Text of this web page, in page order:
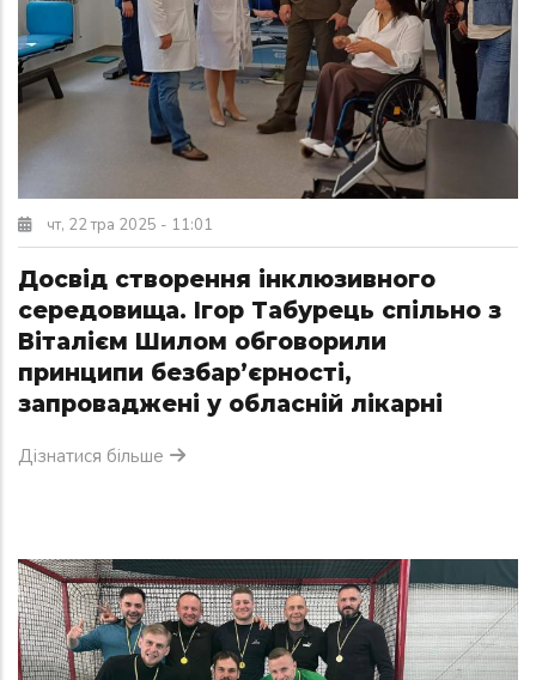
чт, 22 тра 2025 - 11:01
Досвід створення інклюзивного
середовища. Ігор Табурець спільно з
Віталієм Шилом обговорили
принципи безбар’єрності,
запроваджені у обласній лікарні
Дізнатися більше